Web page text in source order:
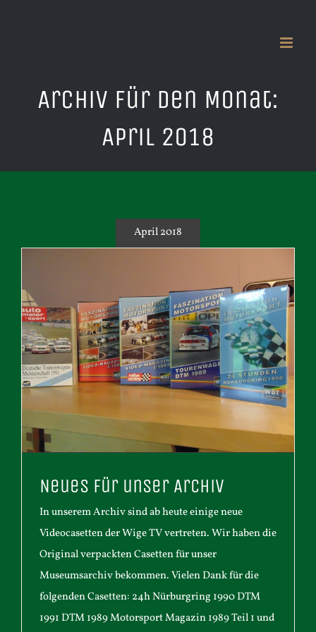
Archiv für den Monat:
April 2018
April 2018
Neues für unser Archiv
In unserem Archiv sind ab heute einige neue
Videocasetten der Wige TV vertreten. Wir haben die
Original verpackten Casetten für unser
Museumsarchiv bekommen. Vielen Dank für die
folgenden Casetten: 24h Nürburgring 1990 DTM
1991 DTM 1989 Motorsport Magazin 1989 Teil 1 und